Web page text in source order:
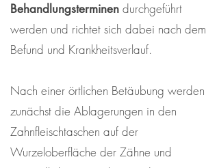
Behandlungsterminen durchgeführt
werden und richtet sich dabei nach dem
Befund und Krankheitsverlauf.
Nach einer örtlichen Betäubung werden
zunächst die Ablagerungen in den
Zahnfleischtaschen auf der
Wurzeloberfläche der Zähne und